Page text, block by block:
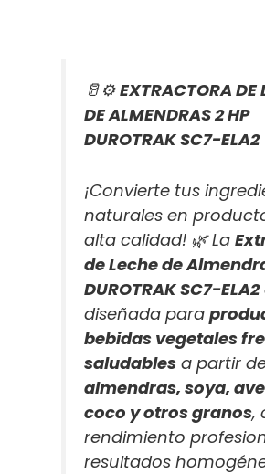
🥛⚙️EXTRACTORA DE
DE ALMENDRAS 2 HP
DUROTRAK SC7-ELA2
¡Convierte tus
naturales en
alta calidad! 🌿 La
de Leche de
DUROTRAK SC7-ELA2
diseñada para
bebidas vegetales
saludables a partir
almendras, soya,
coco y otros granos,
rendimiento
resultados